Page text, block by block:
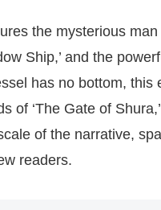
the mysterious
Ship,’ and the
has no bottom,
of ‘The Gate of
of the narrative,
readers.